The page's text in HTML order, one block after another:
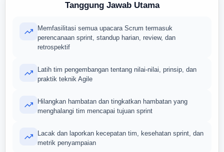
Tanggung Jawab Utama
Memfasilitasi semua upacara Scrum termasuk
perencanaan sprint, standup harian, review, dan
retrospektif
Latih tim pengembangan tentang nilai-nilai, prinsip, dan
praktik teknik Agile
Hilangkan hambatan dan tingkatkan hambatan yang
menghalangi tim mencapai tujuan sprint
Lacak dan laporkan kecepatan tim, kesehatan sprint, dan
metrik penyampaian